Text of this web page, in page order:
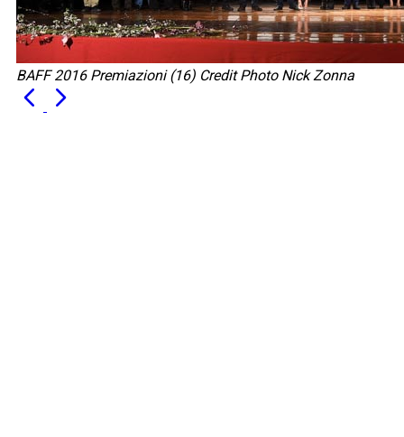
BAFF 2016 Premiazioni (16) Credit Photo Nick Zonna